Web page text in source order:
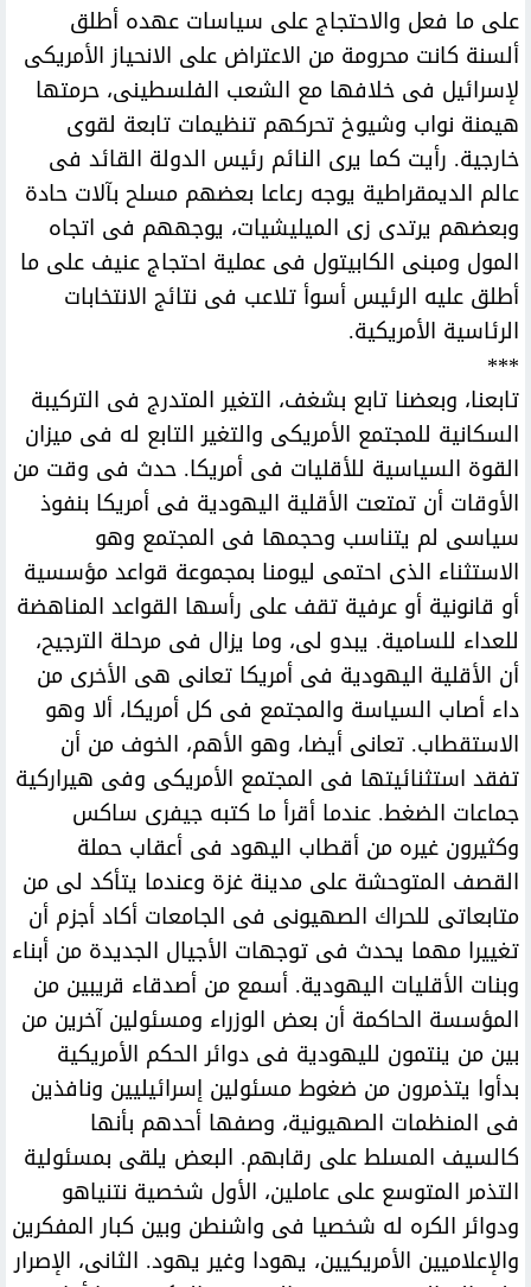
على ما فعل والاحتجاج على سياسات عهده أطلق
ألسنة كانت محرومة من الاعتراض على الانحياز الأمريكى
لإسرائيل فى خلافها مع الشعب الفلسطينى، حرمتها
هيمنة نواب وشيوخ تحركهم تنظيمات تابعة لقوى
خارجية. رأيت كما يرى النائم رئيس الدولة القائد فى
عالم الديمقراطية يوجه رعاعا بعضهم مسلح بآلات حادة
وبعضهم يرتدى زى الميليشيات، يوجههم فى اتجاه
المول ومبنى الكابيتول فى عملية احتجاج عنيف على ما
أطلق عليه الرئيس أسوأ تلاعب فى نتائج الانتخابات
الرئاسية الأمريكية.
***
تابعنا، وبعضنا تابع بشغف، التغير المتدرج فى التركيبة
السكانية للمجتمع الأمريكى والتغير التابع له فى ميزان
القوة السياسية للأقليات فى أمريكا. حدث فى وقت من
الأوقات أن تمتعت الأقلية اليهودية فى أمريكا بنفوذ
سياسى لم يتناسب وحجمها فى المجتمع وهو
الاستثناء الذى احتمى ليومنا بمجموعة قواعد مؤسسية
أو قانونية أو عرفية تقف على رأسها القواعد المناهضة
للعداء للسامية. يبدو لى، وما يزال فى مرحلة الترجيح،
أن الأقلية اليهودية فى أمريكا تعانى هى الأخرى من
داء أصاب السياسة والمجتمع فى كل أمريكا، ألا وهو
الاستقطاب. تعانى أيضا، وهو الأهم، الخوف من أن
تفقد استثنائيتها فى المجتمع الأمريكى وفى هيراركية
جماعات الضغط. عندما أقرأ ما كتبه جيفرى ساكس
وكثيرون غيره من أقطاب اليهود فى أعقاب حملة
القصف المتوحشة على مدينة غزة وعندما يتأكد لى من
متابعاتى للحراك الصهيونى فى الجامعات أكاد أجزم أن
تغييرا مهما يحدث فى توجهات الأجيال الجديدة من أبناء
وبنات الأقليات اليهودية. أسمع من أصدقاء قريبين من
المؤسسة الحاكمة أن بعض الوزراء ومسئولين آخرين من
بين من ينتمون لليهودية فى دوائر الحكم الأمريكية
بدأوا يتذمرون من ضغوط مسئولين إسرائيليين ونافذين
فى المنظمات الصهيونية، وصفها أحدهم بأنها
كالسيف المسلط على رقابهم. البعض يلقى بمسئولية
التذمر المتوسع على عاملين، الأول شخصية نتنياهو
ودوائر الكره له شخصيا فى واشنطن وبين كبار المفكرين
والإعلاميين الأمريكيين، يهودا وغير يهود. الثانى، الإصرار